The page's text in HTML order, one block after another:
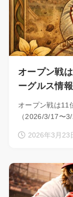
オープン戦
ーグルス情
オープン戦は11
（2026/3/17〜
2026年3月23